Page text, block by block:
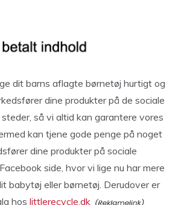
dit barns aflagte børnetøj hurtigt og
dine produkter på de sociale
så vi altid kan garantere vores
kan tjene gode penge på noget
dine produkter på sociale
side, hvor vi lige nu har mere
babytøj eller børnetøj. Derudover er
hos littlerecycle.dk